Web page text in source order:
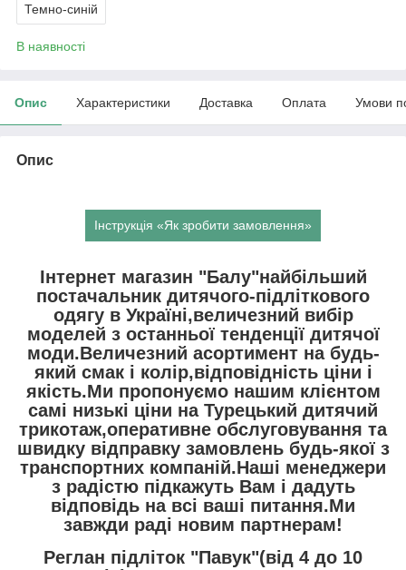
Темно-синій
В наявності
Опис Характеристики Доставка Оплата Умови
Опис
Інструкція «Як зробити замовлення»
Інтернет магазин "Балу"найбільший
постачальник дитячого-підліткового
одягу в Україні,величезний вибір
моделей з останньої тенденції дитячої
моди.Величезний асортимент на будь-
який смак і колір,відповідність ціни і
якість.Ми пропонуємо нашим клієнтом
самі низькі ціни на Турецький дитячий
трикотаж,оперативне обслуговування та
швидку відправку замовлень будь-якої з
транспортних компаній.Наші менеджери
з радістю підкажуть Вам і дадуть
відповідь на всі ваші питання.Ми
завжди раді новим партнерам!
Реглан підліток "Павук"(від 4 до 10